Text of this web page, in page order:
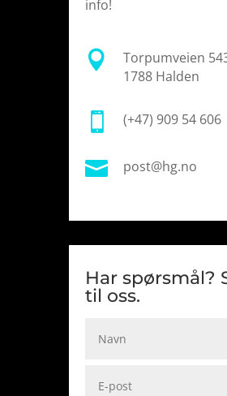
info!

Torpumveien
1788 Halden
 (+47) 909 54 606
 post@hg.no
Har spørsmål?
til oss.